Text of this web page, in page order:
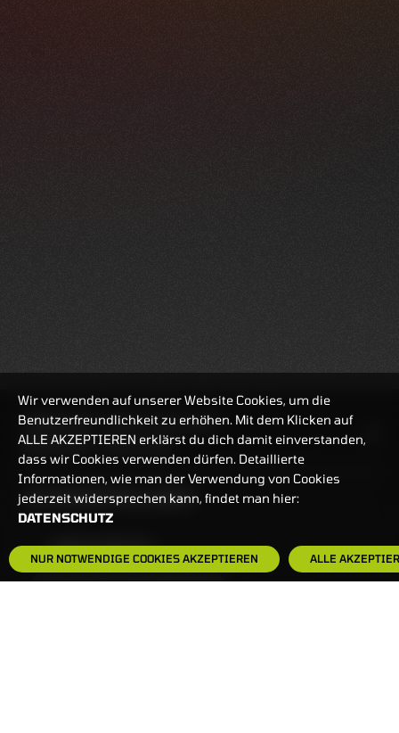
BANKEINSTELLUNGEN
HÄUFIG GESUCHT:
HANDELSZEIT
MO-FR: 7:30-23 UHR
ZERTIFIKATE
8:00-22 UHR
Wir verwenden auf unserer Website Cookies, um die
Benutzerfreundlichkeit zu erhöhen. Mit dem Klicken auf
ALLE AKZEPTIEREN erklärst du dich damit einverstanden,
dass wir Cookies verwenden dürfen. Detaillierte
Informationen, wie man der Verwendung von Cookies
jederzeit widersprechen kann, findet man hier:
DATENSCHUTZ
NUR NOTWENDIGE COOKIES AKZEPTIEREN ALLE